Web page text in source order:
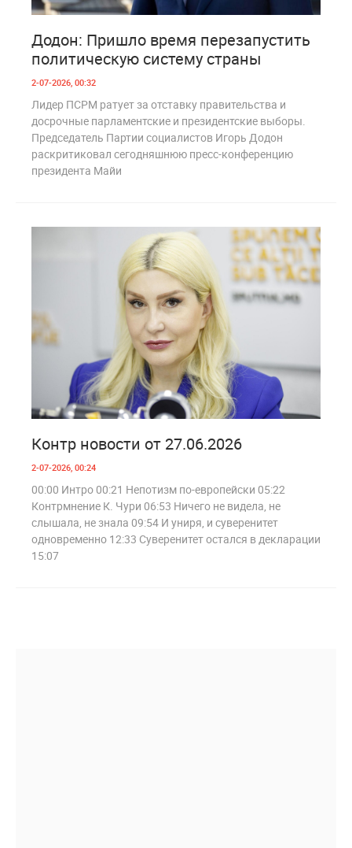
Додон: Пришло время перезапустить
политическую систему страны
2-07-2026, 00:32
Лидер ПСРМ ратует за отставку правительства и
досрочные парламентские и президентские выборы.
Председатель Партии социалистов Игорь Додон
раскритиковал сегодняшнюю пресс-конференцию
президента Майи
Контр новости от 27.06.2026
2-07-2026, 00:24
00:00 Интро 00:21 Непотизм по-европейски 05:22
Контрмнение К. Чури 06:53 Ничего не видела, не
слышала, не знала 09:54 И униря, и суверенитет
одновременно 12:33 Суверенитет остался в декларации
15:07